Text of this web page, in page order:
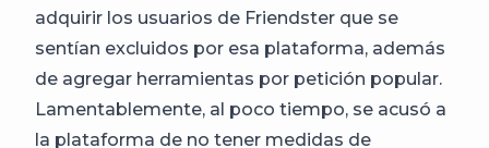
adquirir los usuarios de Friendster que se
sentían excluidos por esa plataforma, además
de agregar herramientas por petición popular.
Lamentablemente, al poco tiempo, se acusó a
la plataforma de no tener medidas de